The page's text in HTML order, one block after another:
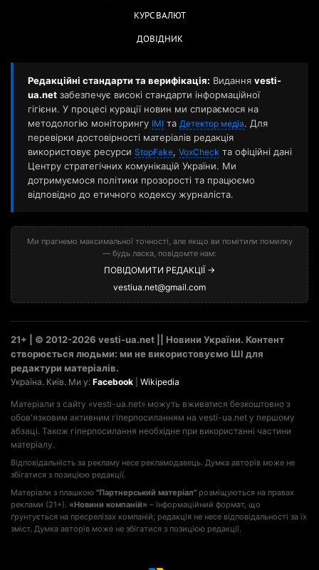
КУРС ВАЛЮТ
ДОВІДНИК
Редакційні стандарти та верифікація: Видання vesti-
ua.net забезпечує високі стандарти інформаційної
гігієни. У процесі курації новин ми спираємося на
методологію моніторингу ІМІ та Детектор медіа. Для
перевірки достовірності матеріалів редакція
використовує ресурси StopFake, VoxCheck та офіційні дані
Центру стратегічних комунікацій України. Ми
дотримуємося політики прозорості та працюємо
відповідно до етичного кодексу журналіста.
Ми прагнемо максимальної точності, але якщо ви помітили помилку
— будь ласка, повідомте нам:
ПОВІДОМИТИ РЕДАКЦІЇ →
vestiua.net@gmail.com
21+ | © 2012-2026 vesti-ua.net || Новини України. Контент
створюється людьми: ми не використовуємо ШІ для
редактури матеріалів.
Україна. Київ. Ми у: Facebook Wikipedia
Матеріали з сайту «vesti-ua.net» можуть вживатися безкоштовно з
обов'язковим активним гіперпосиланням на vesti-ua.net у першому
абзаці. Також гіперпосилання необхідне при використанні частини
матеріалу.
Відповідальність за рекламу несе рекламодавець. Думка авторів може не
збігатися з позицією редакції.
Матеріали з плашкою "Партнерський матеріал" розміщуються на правах
реклами (21+). «Новини компаній» – інформаційний формат, що
ґрунтується на пресрелізах компаній; редакція не несе відповідальності за їх
зміст. Думка авторів може не збігатися з позицією редакції.